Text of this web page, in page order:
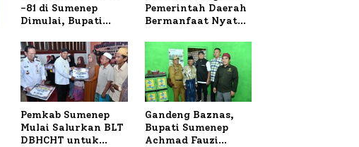
-81 di Sumenep
Dimulai, Bupati
Doa untuk Korban
Kapal Terbakar
Pemerintah Daerah
Bermanfaat Nyata
Bupati Sumenep
Tinjau Langsung
Budidaya Lele dan
Ayam Petelur di
Desa Bataal Timur
Pemkab Sumenep
Mulai Salurkan BLT
DBHCHT untuk
Gandeng Baznas,
Bupati Sumenep
Achmad Fauzi